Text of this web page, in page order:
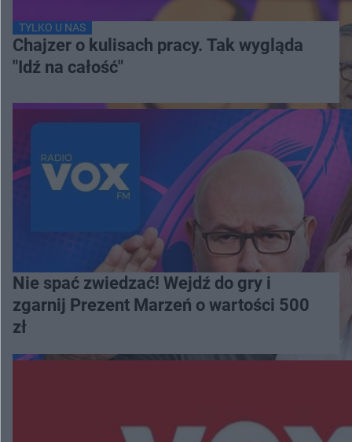
TYLKO U NAS
Chajzer o kulisach pracy. Tak wygląda
"Idź na całość"
Nie spać zwiedzać! Wejdź do gry i
zgarnij Prezent Marzeń o wartości 500
zł